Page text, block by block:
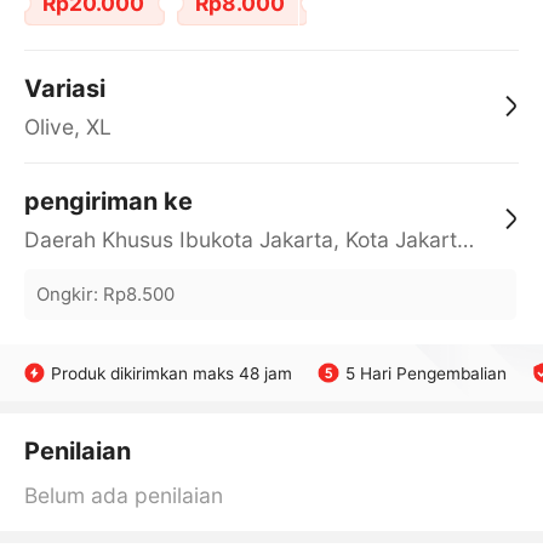
Variasi
Olive, XL
pengiriman ke
Daerah Khusus Ibukota Jakarta, Kota Jakarta Barat, Cengkareng, yy
Ongkir: Rp8.500
Produk dikirimkan maks 48 jam 5 Hari Pengembalian
Penilaian
Belum ada penilaian